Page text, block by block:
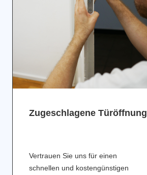
Zugeschlagene Türöffnung
Vertrauen Sie uns für einen
schnellen und kostengünstigen